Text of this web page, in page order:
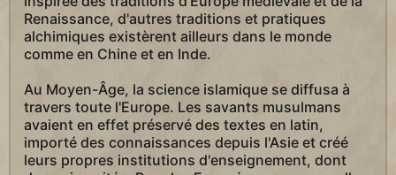
Renaissance, d'autres traditions et pratiques
alchimiques existèrent ailleurs dans le monde
comme en Chine et en Inde.
Au Moyen-Âge, la science islamique se diffusa à
travers toute l'Europe. Les savants musulmans
avaient en effet préservé des textes en latin,
importé des connaissances depuis l'Asie et créé
leurs propres institutions d'enseignement, dont